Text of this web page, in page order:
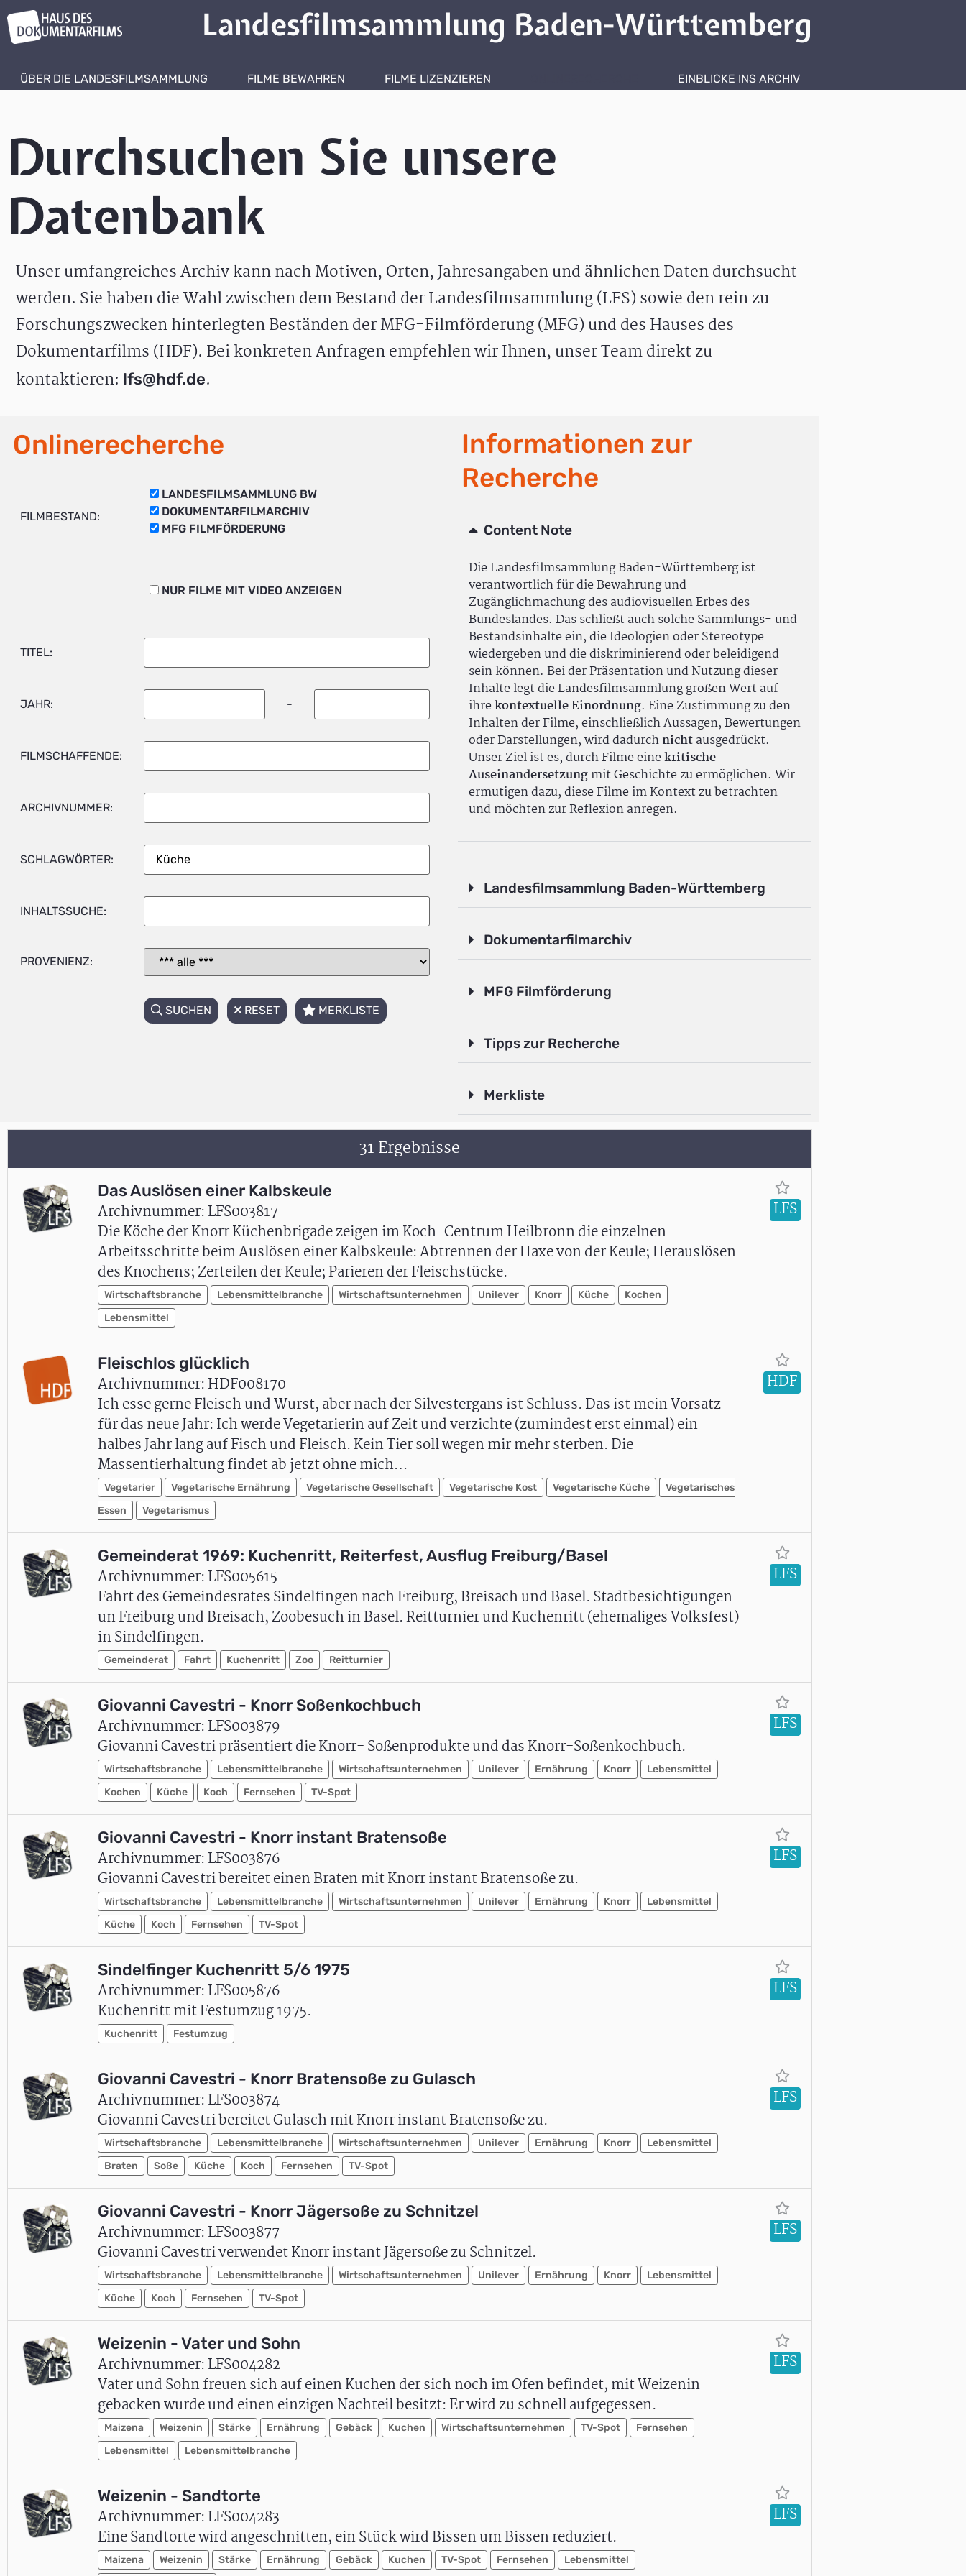
Landesfilmsammlung Baden-Württemberg
ÜBER DIE LANDESFILMSAMMLUNG FILME BEWAHREN FILME LIZENZIEREN EINBLICKE INS ARCHIV
Durchsuchen Sie unsere
Datenbank
Unser umfangreiches Archiv kann nach Motiven, Orten, Jahresangaben und ähnlichen Daten durchsucht
werden. Sie haben die Wahl zwischen dem Bestand der Landesfilmsammlung (LFS) sowie den rein zu
Forschungszwecken hinterlegten Beständen der MFG-Filmförderung (MFG) und des Hauses des
Dokumentarfilms (HDF). Bei konkreten Anfragen empfehlen wir Ihnen, unser Team direkt zu
kontaktieren: lfs@hdf.de.
Onlinerecherche
FILMBESTAND:
LANDESFILMSAMMLUNG BW
DOKUMENTARFILMARCHIV
MFG FILMFÖRDERUNG
NUR FILME MIT VIDEO ANZEIGEN
TITEL:
JAHR: -
FILMSCHAFFENDE:
ARCHIVNUMMER:
SCHLAGWÖRTER:
INHALTSSUCHE:
PROVENIENZ:
SUCHEN RESET MERKLISTE
Informationen zur
Recherche
Content Note
Die Landesfilmsammlung Baden-Württemberg ist
verantwortlich für die Bewahrung und
Zugänglichmachung des audiovisuellen Erbes des
Bundeslandes. Das schließt auch solche Sammlungs- und
Bestandsinhalte ein, die Ideologien oder Stereotype
wiedergeben und die diskriminierend oder beleidigend
sein können. Bei der Präsentation und Nutzung dieser
Inhalte legt die Landesfilmsammlung großen Wert auf
ihrekontextuelle Einordnung. Eine Zustimmung zu den
Inhalten der Filme, einschließlich Aussagen, Bewertungen
oder Darstellungen, wird dadurchnichtausgedrückt.
Unser Ziel ist es, durch Filme einekritische
Auseinandersetzungmit Geschichte zu ermöglichen. Wir
ermutigen dazu, diese Filme im Kontext zu betrachten
und möchten zur Reflexion anregen.
Landesfilmsammlung Baden-Württemberg
Dokumentarfilmarchiv
MFG Filmförderung
Tipps zur Recherche
Merkliste
31 Ergebnisse
Das Auslösen einer Kalbskeule
Archivnummer: LFS003817
Die Köche der Knorr Küchenbrigade zeigen im Koch-Centrum Heilbronn die einzelnen
Arbeitsschritte beim Auslösen einer Kalbskeule: Abtrennen der Haxe von der Keule; Herauslösen
des Knochens; Zerteilen der Keule; Parieren der Fleischstücke.
Wirtschaftsbranche Lebensmittelbranche Wirtschaftsunternehmen Unilever Knorr Küche
Kochen
Lebensmittel
LFS
Fleischlos glücklich
Archivnummer: HDF008170
Ich esse gerne Fleisch und Wurst, aber nach der Silvestergans ist Schluss. Das ist mein Vorsatz
für das neue Jahr: Ich werde Vegetarierin auf Zeit und verzichte (zumindest erst einmal) ein
halbes Jahr lang auf Fisch und Fleisch. Kein Tier soll wegen mir mehr sterben. Die
Massentierhaltung findet ab jetzt ohne mich…
Vegetarier Vegetarische Ernährung Vegetarische Gesellschaft Vegetarische Kost Vegetarische Küche
Vegetarisches
Essen
Vegetarismus
HDF
Gemeinderat 1969: Kuchenritt, Reiterfest, Ausflug Freiburg/Basel
Archivnummer: LFS005615
Fahrt des Gemeindesrates Sindelfingen nach Freiburg, Breisach und Basel. Stadtbesichtigungen
un Freiburg und Breisach, Zoobesuch in Basel. Reitturnier und Kuchenritt (ehemaliges Volksfest)
in Sindelfingen.
Gemeinderat Fahrt Kuchenritt Zoo Reitturnier
LFS
Giovanni Cavestri - Knorr Soßenkochbuch
Archivnummer: LFS003879
Giovanni Cavestri präsentiert die Knorr- Soßenprodukte und das Knorr-Soßenkochbuch.
Wirtschaftsbranche Lebensmittelbranche Wirtschaftsunternehmen Unilever Ernährung Knorr
Lebensmittel
Kochen
Küche Koch Fernsehen TV-Spot
LFS
Giovanni Cavestri - Knorr instant Bratensoße
Archivnummer: LFS003876
Giovanni Cavestri bereitet einen Braten mit Knorr instant Bratensoße zu.
Wirtschaftsbranche Lebensmittelbranche Wirtschaftsunternehmen Unilever Ernährung Knorr
Lebensmittel
Küche
Koch Fernsehen TV-Spot
LFS
Sindelfinger Kuchenritt 5/6 1975
Archivnummer: LFS005876
Kuchenritt mit Festumzug 1975.
Kuchenritt Festumzug
LFS
Giovanni Cavestri - Knorr Bratensoße zu Gulasch
Archivnummer: LFS003874
Giovanni Cavestri bereitet Gulasch mit Knorr instant Bratensoße zu.
Wirtschaftsbranche Lebensmittelbranche Wirtschaftsunternehmen Unilever Ernährung Knorr
Lebensmittel
Braten
Soße Küche Koch Fernsehen TV-Spot
LFS
Giovanni Cavestri - Knorr Jägersoße zu Schnitzel
Archivnummer: LFS003877
Giovanni Cavestri verwendet Knorr instant Jägersoße zu Schnitzel.
Wirtschaftsbranche Lebensmittelbranche Wirtschaftsunternehmen Unilever Ernährung Knorr
Lebensmittel
Küche
Koch Fernsehen TV-Spot
LFS
Weizenin - Vater und Sohn
Archivnummer: LFS004282
Vater und Sohn freuen sich auf einen Kuchen der sich noch im Ofen befindet, mit Weizenin
gebacken wurde und einen einzigen Nachteil besitzt: Er wird zu schnell aufgegessen.
Maizena Weizenin Stärke Ernährung Gebäck Kuchen Wirtschaftsunternehmen TV-Spot
Fernsehen
Lebensmittel
Lebensmittelbranche
LFS
Weizenin - Sandtorte
Archivnummer: LFS004283
Eine Sandtorte wird angeschnitten, ein Stück wird Bissen um Bissen reduziert.
Maizena Weizenin Stärke Ernährung Gebäck Kuchen TV-Spot Fernsehen Lebensmittel
LFS